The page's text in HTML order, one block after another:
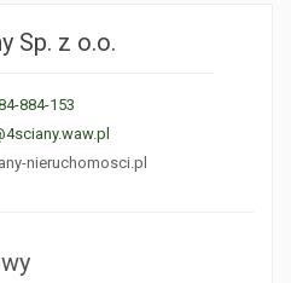
Sp. z o.o.
884-153
nieruchomosci.pl